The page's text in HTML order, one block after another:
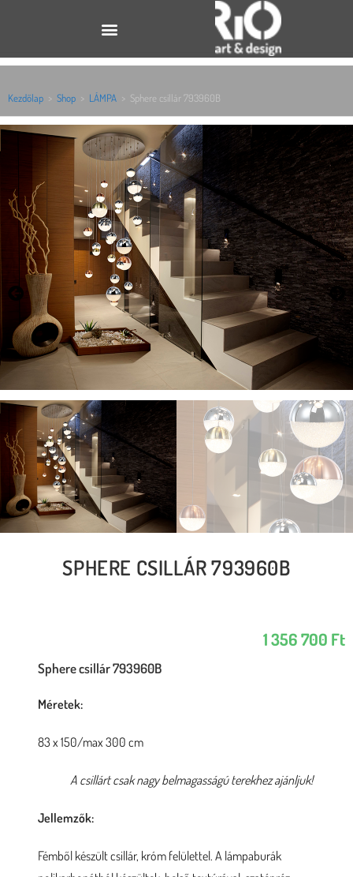
Kezdőlap > Shop > LÁMPA > Sphere csillár 793960B
SPHERE CSILLÁR 793960B
1 356 700 Ft
Sphere csillár 793960B
Méretek:
83 x 150/max 300 cm
A csillárt csak nagy belmagasságú terekhez ajánljuk!
Jellemzők:
Fémből készült csillár, króm felülettel. A lámpaburák